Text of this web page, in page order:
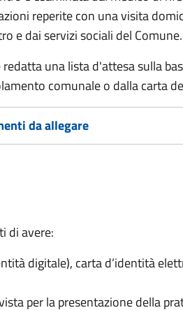
reperite con una visita
e dai servizi sociali del Comune.
una lista d'attesa sulla
comunale o dalla carta
da allegare
di avere:
digitale), carta d’identità
per la presentazione della